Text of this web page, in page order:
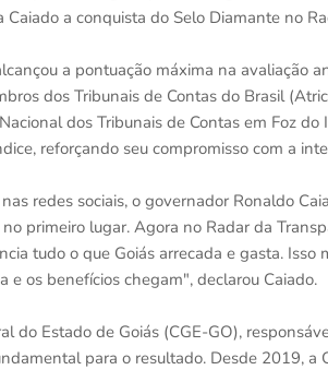
Caiado a conquista do Selo Diamante no
a pontuação máxima na avaliação
dos Tribunais de Contas do Brasil
dos Tribunais de Contas em Foz
reforçando seu compromisso com a
redes sociais, o governador Ronaldo
primeiro lugar. Agora no Radar da
tudo o que Goiás arrecada e gasta.
e os benefícios chegam", declarou Caiado.
do Estado de Goiás (CGE-GO),
para o resultado. Desde 2019, a